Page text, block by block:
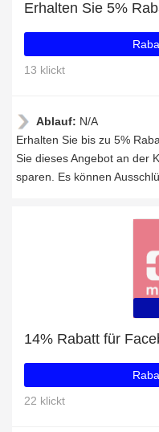
13 klickt
Ablauf: N/A
Erhalten Sie bis zu 5%
Sie dieses Angebot an der
sparen. Es können
14% Rabatt für
22 klickt